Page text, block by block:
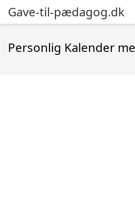
Gave-til-pædagog.dk
Personlig Kalender